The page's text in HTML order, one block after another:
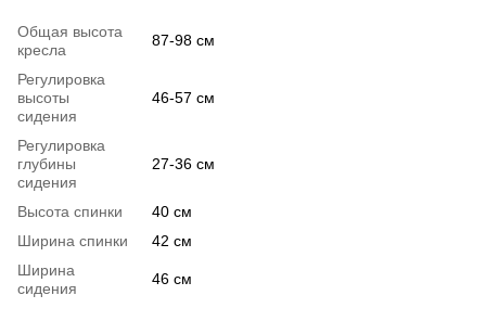
Общая высота
кресла
87-98 см
Регулировка
высоты
сидения
46-57 см
Регулировка
глубины
сидения
27-36 см
Высота спинки
40 см
Ширина спинки
42 см
Ширина
сидения
46 см